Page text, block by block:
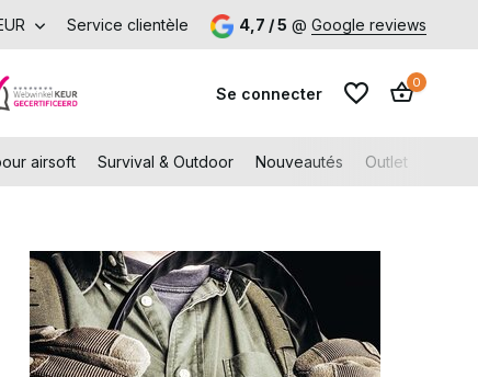
€99 (NL et BE) Venez visiter notre boutique à Capelle
Service clientèle 4,7 / 5 @ Google reviews
Se connecter
S'inscrire
S'inscrire
0
airsoft Survival & Outdoor Nouveautés Outlet